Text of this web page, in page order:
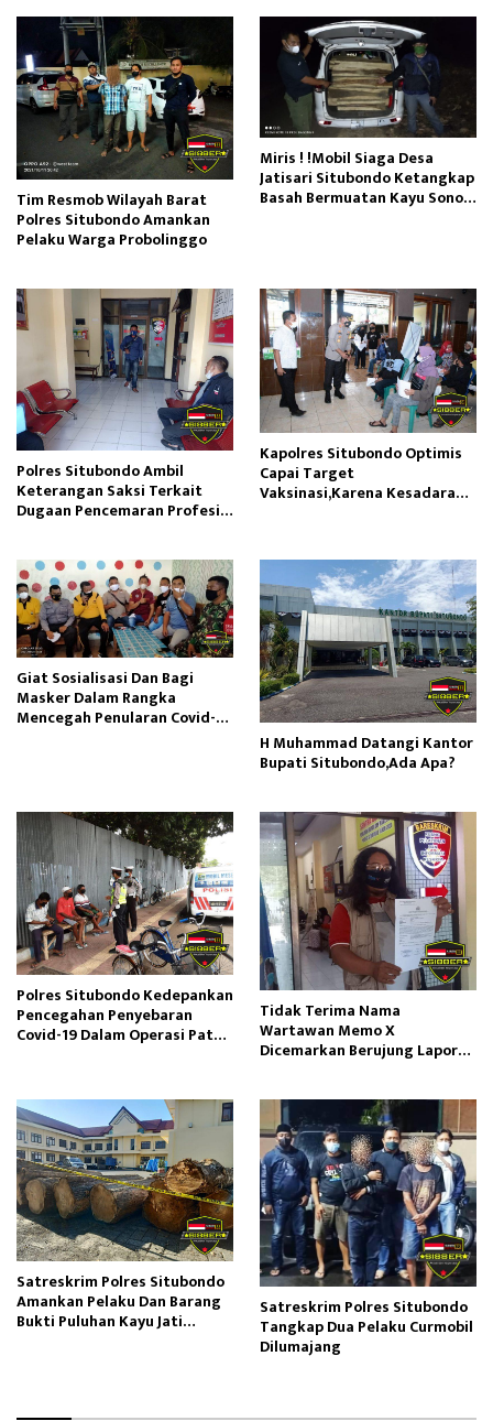
Tim Resmob Wilayah Barat
Polres Situbondo Amankan
Pelaku Warga Probolinggo
Miris ! !Mobil Siaga Desa
Jatisari Situbondo Ketangkap
Basah Bermuatan Kayu Sono
Polres Situbondo Ambil
Keterangan Saksi Terkait
Dugaan Pencemaran Profesi
Kapolres Situbondo Optimis
Capai Target
Vaksinasi,Karena Kesadaran
Giat Sosialisasi Dan Bagi
Masker Dalam Rangka
Mencegah Penularan Covid-19
H Muhammad Datangi Kantor
Bupati Situbondo,Ada Apa?
Polres Situbondo Kedepankan
Pencegahan Penyebaran
Covid-19 Dalam Operasi Patuh
Tidak Terima Nama
Wartawan Memo X
Dicemarkan Berujung Lapor
Satreskrim Polres Situbondo
Amankan Pelaku Dan Barang
Bukti Puluhan Kayu Jati
Satreskrim Polres Situbondo
Tangkap Dua Pelaku Curmobil
Dilumajang